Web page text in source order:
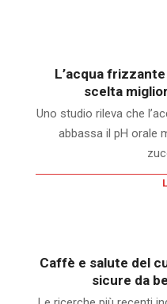
L’acqua
scelta
Uno studio rileva che
abbassa il pH orale
Caffè e salute del
sicure da